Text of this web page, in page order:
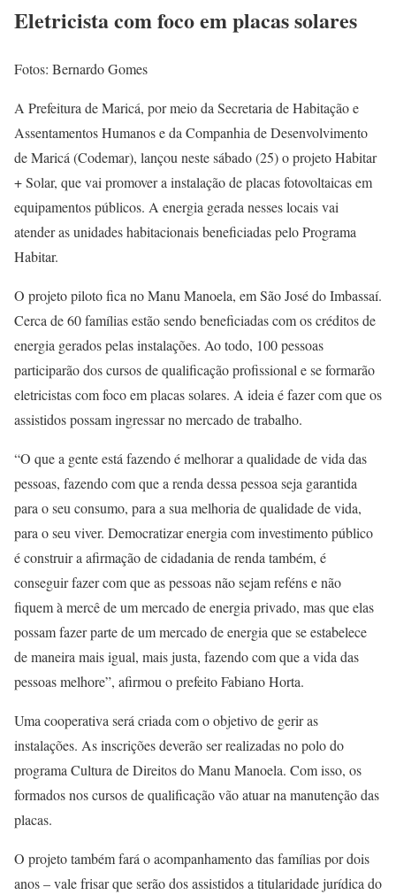
Eletricista com foco em placas solares
Fotos: Bernardo Gomes
A Prefeitura de Maricá, por meio da Secretaria de Habitação e
Assentamentos Humanos e da Companhia de Desenvolvimento
de Maricá (Codemar), lançou neste sábado (25) o projeto Habitar
+ Solar, que vai promover a instalação de placas fotovoltaicas em
equipamentos públicos. A energia gerada nesses locais vai
atender as unidades habitacionais beneficiadas pelo Programa
Habitar.
O projeto piloto fica no Manu Manoela, em São José do Imbassaí.
Cerca de 60 famílias estão sendo beneficiadas com os créditos de
energia gerados pelas instalações. Ao todo, 100 pessoas
participarão dos cursos de qualificação profissional e se formarão
eletricistas com foco em placas solares. A ideia é fazer com que os
assistidos possam ingressar no mercado de trabalho.
“O que a gente está fazendo é melhorar a qualidade de vida das
pessoas, fazendo com que a renda dessa pessoa seja garantida
para o seu consumo, para a sua melhoria de qualidade de vida,
para o seu viver. Democratizar energia com investimento público
é construir a afirmação de cidadania de renda também, é
conseguir fazer com que as pessoas não sejam reféns e não
fiquem à mercê de um mercado de energia privado, mas que elas
possam fazer parte de um mercado de energia que se estabelece
de maneira mais igual, mais justa, fazendo com que a vida das
pessoas melhore”, afirmou o prefeito Fabiano Horta.
Uma cooperativa será criada com o objetivo de gerir as
instalações. As inscrições deverão ser realizadas no polo do
programa Cultura de Direitos do Manu Manoela. Com isso, os
formados nos cursos de qualificação vão atuar na manutenção das
placas.
O projeto também fará o acompanhamento das famílias por dois
anos – vale frisar que serão dos assistidos a titularidade jurídica do